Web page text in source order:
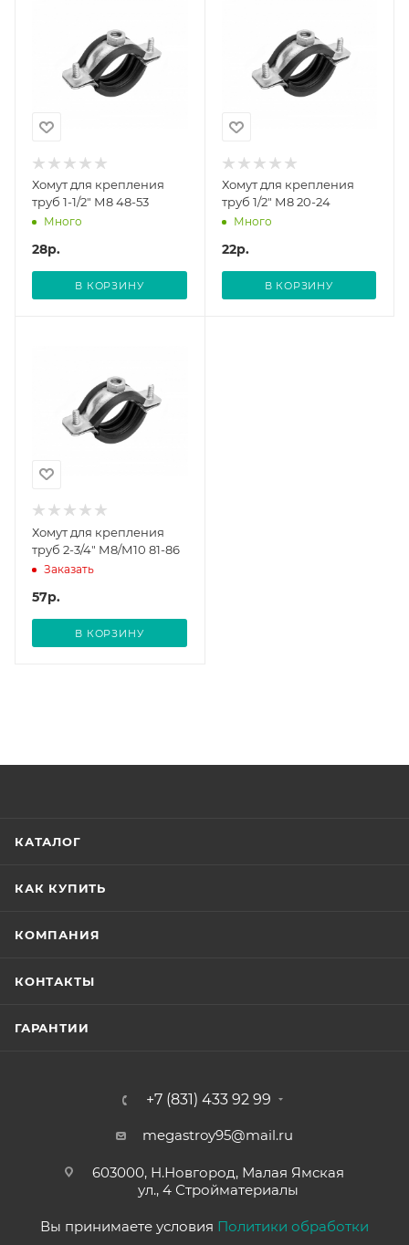
Хомут для крепления
труб 1-1/2" М8 48-53
Много
28р.
В КОРЗИНУ
Хомут для крепления
труб 1/2" М8 20-24
Много
22р.
В КОРЗИНУ
Хомут для крепления
труб 2-3/4" М8/М10 81-86
Заказать
57р.
В КОРЗИНУ
КАТАЛОГ
КАК КУПИТЬ
КОМПАНИЯ
КОНТАКТЫ
ГАРАНТИИ
+7 (831) 433 92 99
megastroy95@mail.ru
603000, Н.Новгород, Малая Ямская
ул., 4 Стройматериалы
Вы принимаете условия Политики обработки